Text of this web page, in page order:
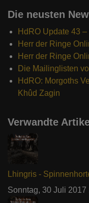
Die neusten
HdRO Update 43
Herr der Ringe
Herr der Ringe
Die Mailinglisten
HdRO: Morgoths
Khûd Zagin
Verwandte
Lhingris -
Sonntag, 30 Juli 2017